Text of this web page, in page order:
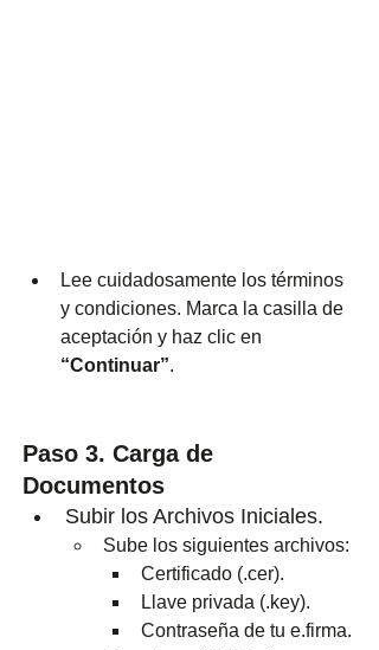
Lee cuidadosamente los términos
y condiciones. Marca la casilla de
aceptación y haz clic en
“Continuar”.
Paso 3. Carga de
Documentos
Subir los Archivos Iniciales.
Sube los siguientes archivos:
Certificado (.cer).
Llave privada (.key).
Contraseña de tu e.firma.